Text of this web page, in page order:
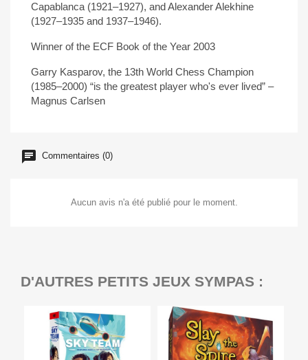
Capablanca (1921–1927), and AlexanderAlekhine
(1927–1935 and 1937–1946).
Winner of the ECF Book of the Year 2003
Garry Kasparov, the 13th World Chess Champion
(1985–2000) “is the greatest player who's ever lived” –
Magnus Carlsen
Commentaires (0)
Aucun avis n'a été publié pour le moment.
D'AUTRES PETITS JEUX SYMPAS :